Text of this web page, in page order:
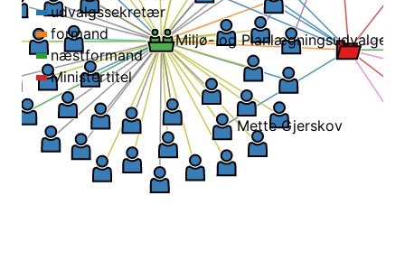
Miljø- og Planlægningsudvalget
Mette Gjerskov
udvalgssekretær
formand
næstformand
Ministertitel